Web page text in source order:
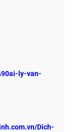
ly-van-
Dich-